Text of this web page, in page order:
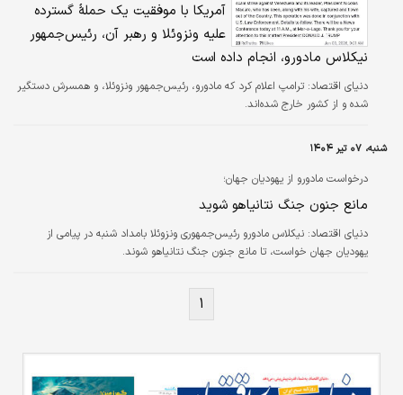
آمریکا با موفقیت یک حملهٔ گسترده
علیه ونزوئلا و رهبر آن، رئیس‌جمهور
نیکلاس مادورو، انجام داده است
دنیای اقتصاد: ترامپ اعلام کرد که مادورو، رئیس‌جمهور ونزوئلا، و همسرش دستگیر
شده و از کشور خارج شده‌اند.
شنبه، ۰۷ تیر ۱۴۰۴
درخواست مادورو از یهودیان جهان؛
مانع جنون جنگ نتانیاهو شوید
دنیای اقتصاد: نیکلاس مادورو رئیس‌جمهوری ونزوئلا بامداد شنبه در پیامی از
یهودیان جهان خواست، تا مانع جنون جنگ نتانیاهو شوند.
۱